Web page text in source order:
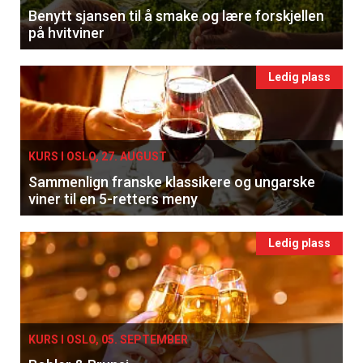
Benytt sjansen til å smake og lære forskjellen
på hvitviner
Ledig plass
KURS I OSLO, 27. AUGUST
Sammenlign franske klassikere og ungarske
viner til en 5-retters meny
Ledig plass
KURS I OSLO, 05. SEPTEMBER